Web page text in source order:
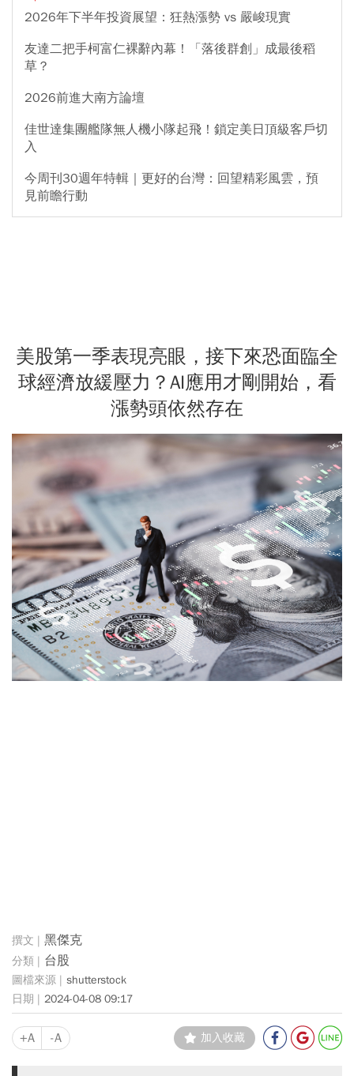
2026年下半年投資展望：狂熱漲勢 vs 嚴峻現實
友達二把手柯富仁裸辭內幕！「落後群創」成最後稻
草？
2026前進大南方論壇
佳世達集團艦隊無人機小隊起飛！鎖定美日頂級客戶切
入
今周刊30週年特輯｜更好的台灣：回望精彩風雲，預
見前瞻行動
美股第一季表現亮眼，接下來恐面臨全
球經濟放緩壓力？AI應用才剛開始，看
漲勢頭依然存在
黑傑克
台股
shutterstock
2024-04-08 09:17
+A -A 加入收藏